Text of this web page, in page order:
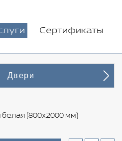
Сертификаты
Двери
(800х2000 мм)